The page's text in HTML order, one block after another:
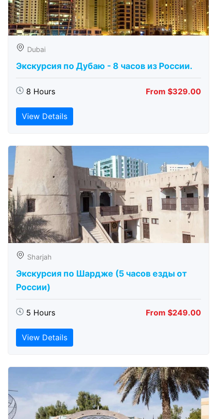
Dubai
Экскурсия по Дубаю - 8 часов из России.
8 Hours From $329.00
View Details
Sharjah
Экскурсия по Шардже (5 часов езды от
России)
5 Hours From $249.00
View Details